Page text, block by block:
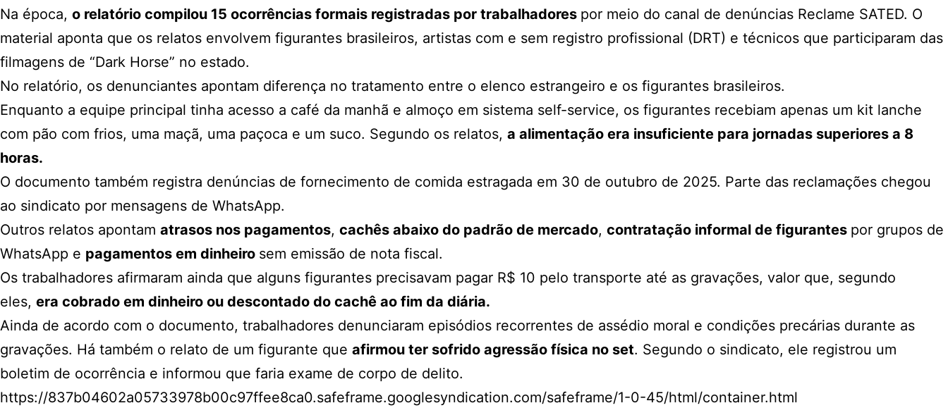
Na época, o relatório compilou 15 ocorrências formais registradas por trabalhadores por meio do canal de denúncias Reclame SATED. O
material aponta que os relatos envolvem figurantes brasileiros, artistas com e sem registro profissional (DRT) e técnicos que participaram das
filmagens de “Dark Horse” no estado.
No relatório, os denunciantes apontam diferença no tratamento entre o elenco estrangeiro e os figurantes brasileiros.
Enquanto a equipe principal tinha acesso a café da manhã e almoço em sistema self-service, os figurantes recebiam apenas um kit lanche
com pão com frios, uma maçã, uma paçoca e um suco. Segundo os relatos, a alimentação era insuficiente para jornadas superiores a 8
horas.
O documento também registra denúncias de fornecimento de comida estragada em 30 de outubro de 2025. Parte das reclamações chegou
ao sindicato por mensagens de WhatsApp.
Outros relatos apontam atrasos nos pagamentos, cachês abaixo do padrão de mercado, contratação informal de figurantes por grupos de
WhatsApp e pagamentos em dinheiro sem emissão de nota fiscal.
Os trabalhadores afirmaram ainda que alguns figurantes precisavam pagar R$ 10 pelo transporte até as gravações, valor que, segundo
eles, era cobrado em dinheiro ou descontado do cachê ao fim da diária.
Ainda de acordo com o documento, trabalhadores denunciaram episódios recorrentes de assédio moral e condições precárias durante as
gravações. Há também o relato de um figurante que afirmou ter sofrido agressão física no set. Segundo o sindicato, ele registrou um
boletim de ocorrência e informou que faria exame de corpo de delito.
https://837b04602a05733978b00c97ffee8ca0.safeframe.googlesyndication.com/safeframe/1-0-45/html/container.html